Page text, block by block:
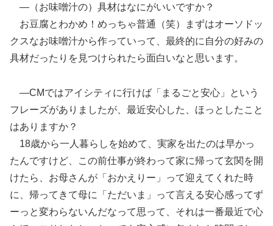
―（お味噌汁の）具材はなにがいいですか？
お豆腐とわかめ！めっちゃ普通（笑）まずはオーソドッ
クスなお味噌汁から作っていって、最終的に自分の好みの
具材だったりを見つけられたら面白いなと思います。
―CMではアイシティに行けば「まるごと安心」という
フレーズがありましたが、最近安心した、ほっとしたこと
はありますか？
18歳から一人暮らしを始めて、実家を出たのは早かっ
たんですけど、この前仕事が終わって家に帰って玄関を開
けたら、お母さんが「おかえりー」って迎えてくれた時
に、帰ってきて母に「ただいま」って言える安心感ってず
ーっと変わらないんだなって思って、それは一番最近で心